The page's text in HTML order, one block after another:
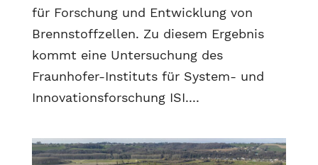
für Forschung und Entwicklung von
Brennstoffzellen. Zu diesem Ergebnis
kommt eine Untersuchung des
Fraunhofer-Instituts für System- und
Innovationsforschung ISI....